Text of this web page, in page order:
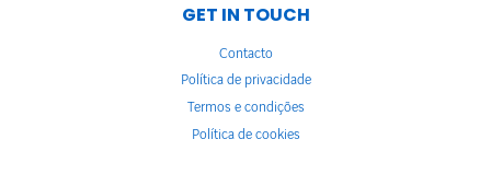
GET IN TOUCH
Contacto
Política de privacidade
Termos e condições
Política de cookies